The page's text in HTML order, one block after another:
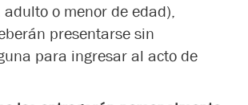
adulto o menor de edad),
presentarse sin
para ingresar al acto de